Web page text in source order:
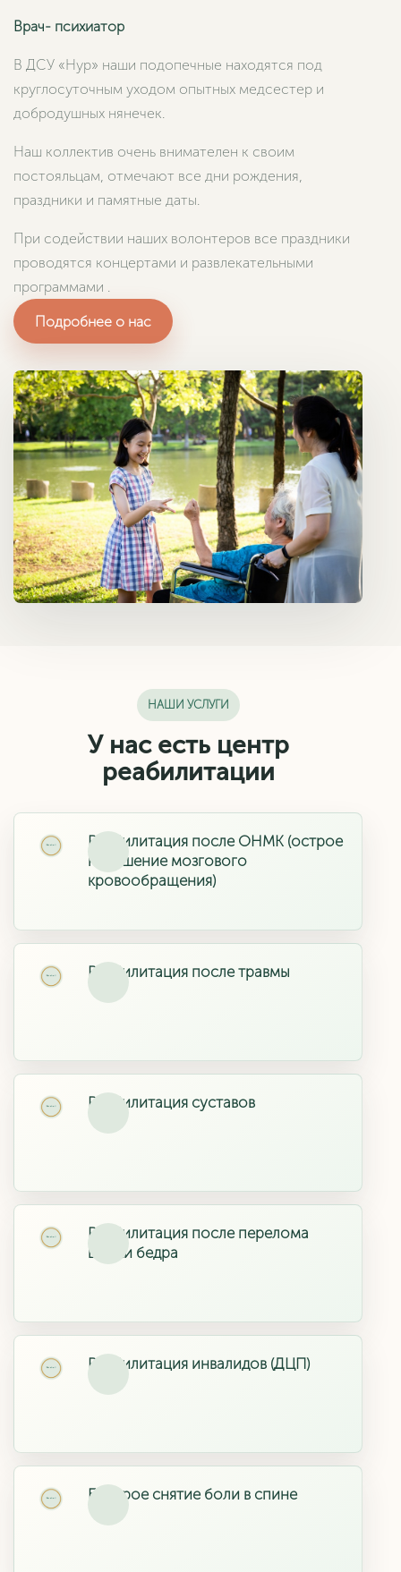
Врач- психиатор
В ДСУ «Нур» наши подопечные находятся под
круглосуточным уходом опытных медсестер и
добродушных нянечек.
Наш коллектив очень внимателен к своим
постояльцам, отмечают все дни рождения,
праздники и памятные даты.
При содействии наших волонтеров все праздники
проводятся концертами и развлекательными
программами .
Подробнее о нас
НАШИ УСЛУГИ
У нас есть центр
реабилитации
Реабилитация после ОНМК (острое
нарушение мозгового
кровообращения)
Реабилитация после травмы
Реабилитация суставов
Реабилитация после перелома
шейки бедра
Реабилитация инвалидов (ДЦП)
Быстрое снятие боли в спине